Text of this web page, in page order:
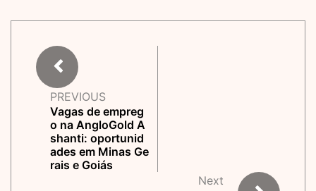
PREVIOUS
Vagas de empreg
o na AngloGold A
shanti: oportunid
ades em Minas Ge
rais e Goiás
Next